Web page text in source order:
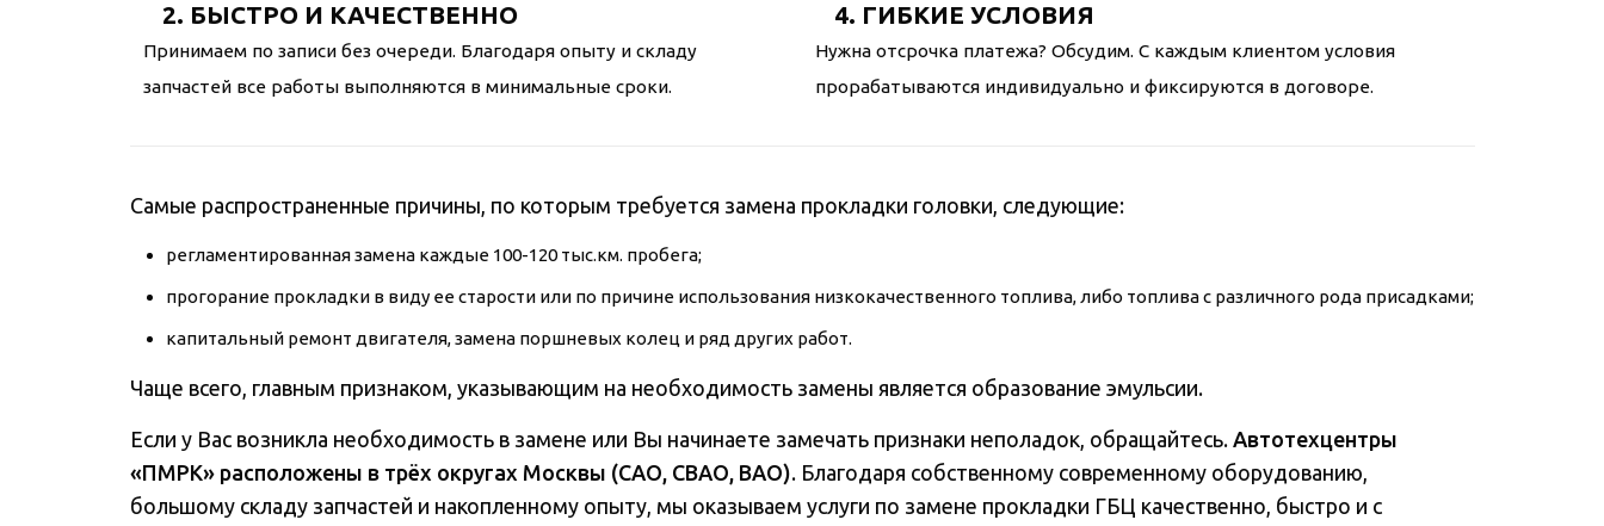
2. БЫСТРО И КАЧЕСТВЕННО
Принимаем по записи без очереди. Благодаря опыту и складу
запчастей все работы выполняются в минимальные сроки.
4. ГИБКИЕ УСЛОВИЯ
Нужна отсрочка платежа? Обсудим. С каждым клиентом условия
прорабатываются индивидуально и фиксируются в договоре.
Самые распространенные причины, по которым требуется замена прокладки головки, следующие:
регламентированная замена каждые 100-120 тыс.км. пробега;
прогорание прокладки в виду ее старости или по причине использования низкокачественного топлива, либо топлива с различного рода присадками;
капитальный ремонт двигателя, замена поршневых колец и ряд других работ.
Чаще всего, главным признаком, указывающим на необходимость замены является образование эмульсии.
Если у Вас возникла необходимость в замене или Вы начинаете замечать признаки неполадок, обращайтесь. Автотехцентры
«ПМРК» расположены в трёх округах Москвы (САО, СВАО, ВАО). Благодаря собственному современному оборудованию,
большому складу запчастей и накопленному опыту, мы оказываем услуги по замене прокладки ГБЦ качественно, быстро и с